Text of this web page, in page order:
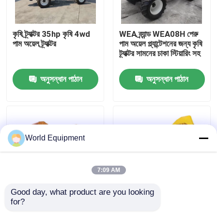
কারখানা পরিদর্শন
যোগাযোগ করুন
মামলা
কৃষি ট্র্যাক্টর 35hp কৃষি 4wd
পাম অয়েল ট্র্যাক্টর
অনুসন্ধান পাঠান
WEA ব্র্যান্ড WEA08H পেরু
পাম অয়েল প্ল্যান্টেশনের জন্য কৃষি
ট্র্যাক্টর সামনের চাকা স্টিয়ারিং সহ
অনুসন্ধান পাঠান
মিনি কৃষি ট্র্যাক্টর 14hp ইঞ্জিন
World Equipment
7:09 AM
Good day, what product are you looking
for?